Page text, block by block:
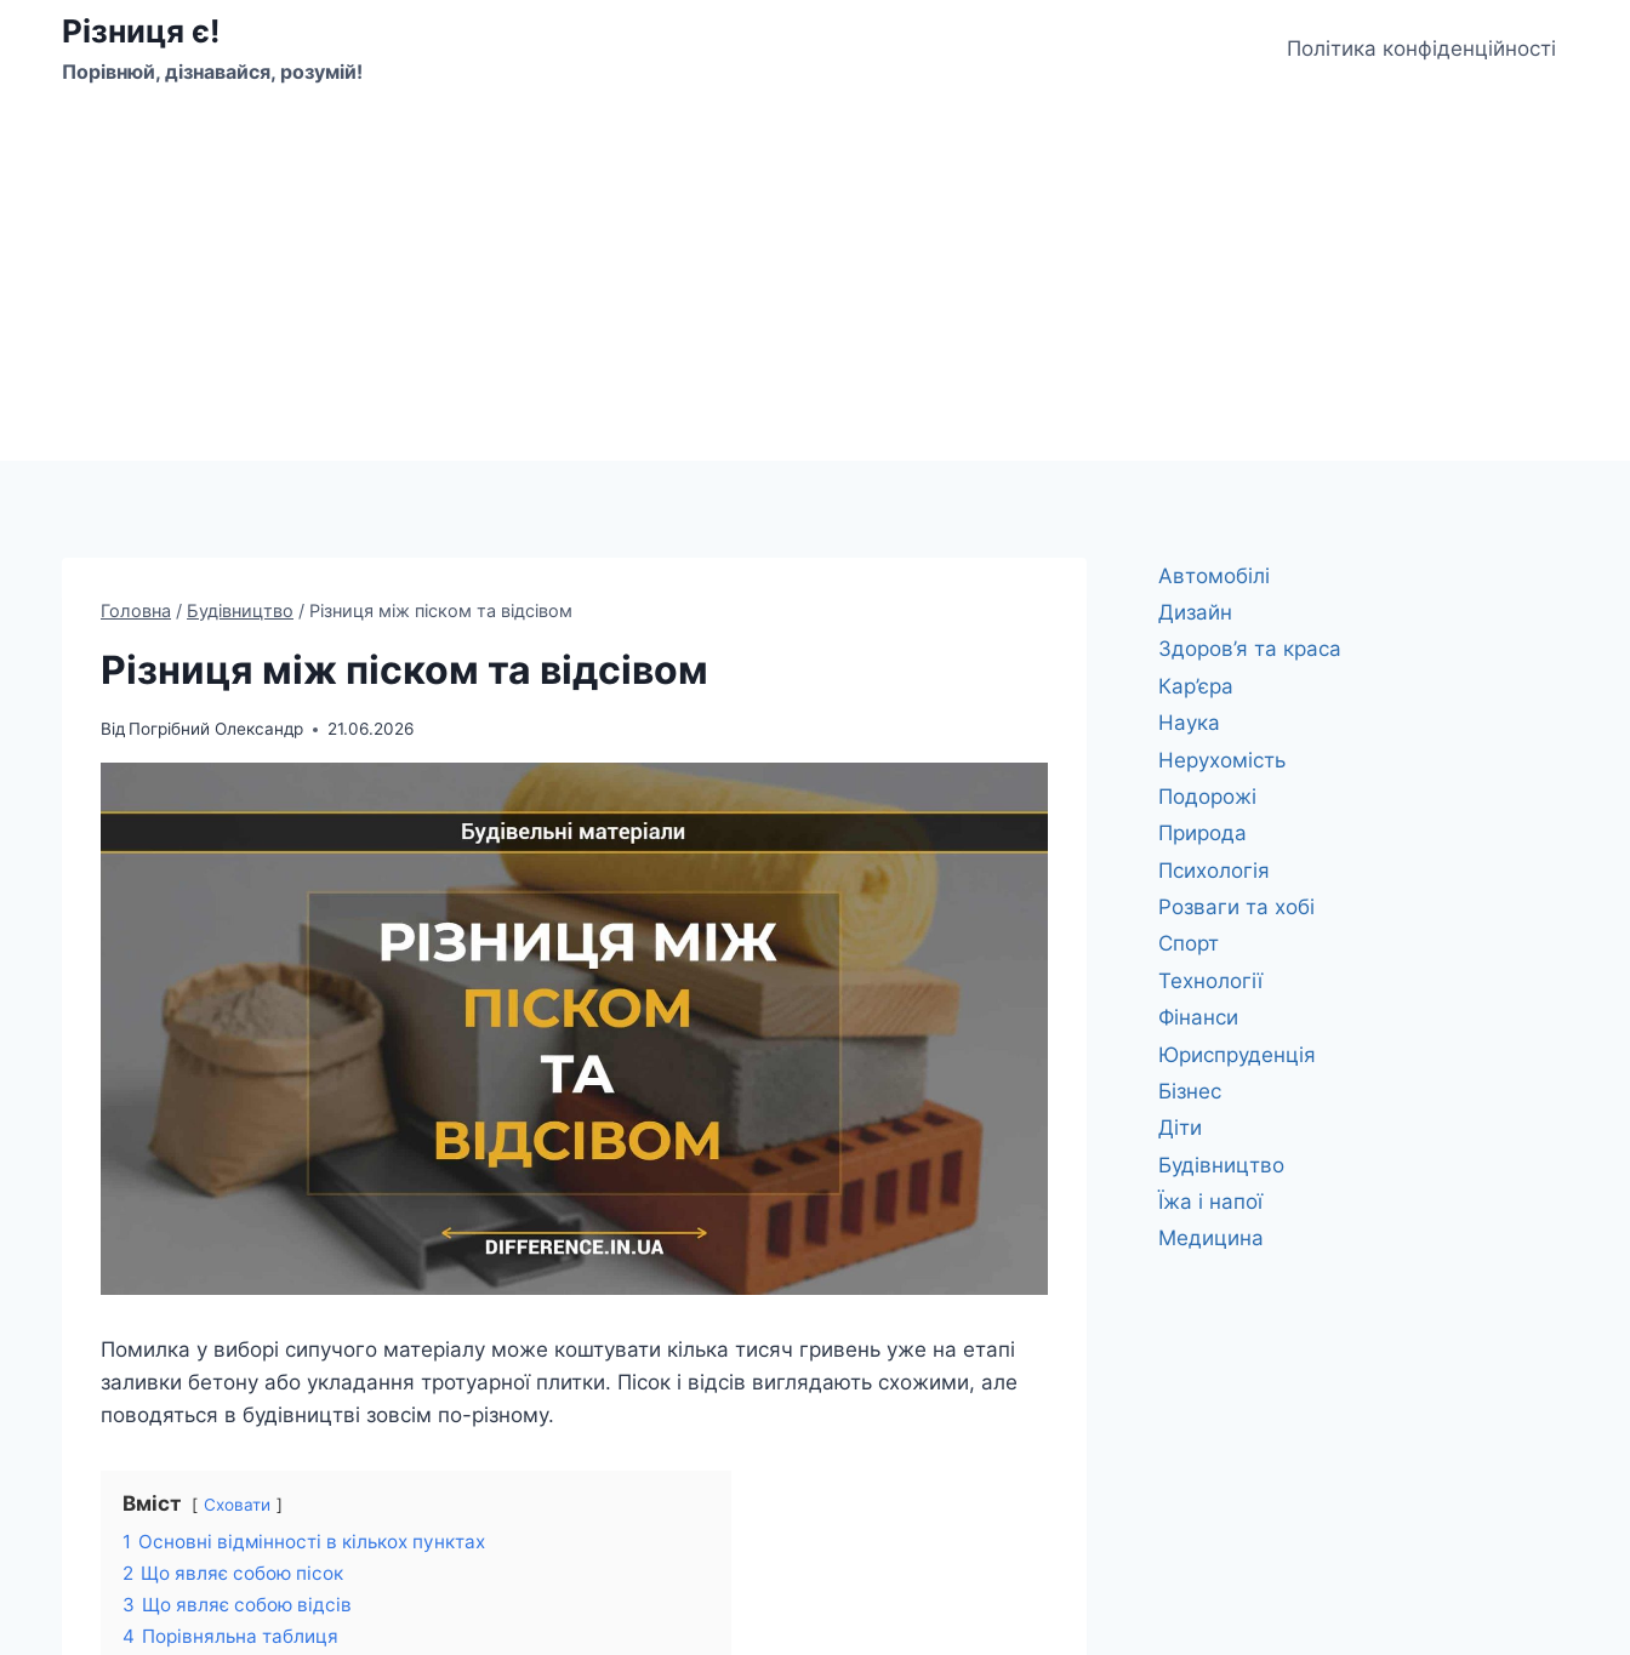
Перейти
вмісту
Різниця є!
Порівнюй, дізнавайся, розумій!
Політика конфіденційності
Головна / Будівництво / Різниця між піском та відсівом
Різниця між піском та відсівом
Від Погрібний Олександр 21.06.2026
Помилка у виборі сипучого матеріалу може коштувати кілька тисяч гривень уже на етапі
заливки бетону або укладання тротуарної плитки. Пісок і відсів виглядають схожими, але
поводяться в будівництві зовсім по-різному.
Вміст Сховати
1 Основні відмінності в кількох пунктах
2 Що являє собою пісок
3 Що являє собою відсів
4 Порівняльна таблиця
Автомобілі
Дизайн
Здоров’я та краса
Кар’єра
Наука
Нерухомість
Подорожі
Природа
Психологія
Розваги та хобі
Спорт
Технології
Фінанси
Юриспруденція
Бізнес
Діти
Будівництво
Їжа і напої
Медицина